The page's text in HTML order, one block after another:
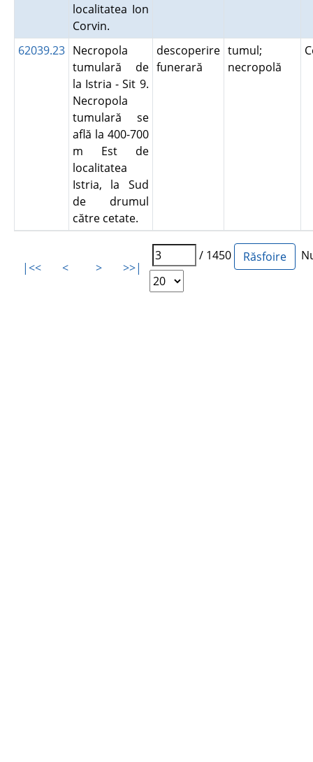
localitatea Ion
Corvin.
62039.23 Necropola
tumulară de
la Istria - Sit 9.
Necropola
tumulară se
află la 400-700
m Est de
localitatea
Istria, la Sud
de drumul
către cetate.
descoperire
funerară
tumul;
necropolă
|<< < > >>|
/ 1450